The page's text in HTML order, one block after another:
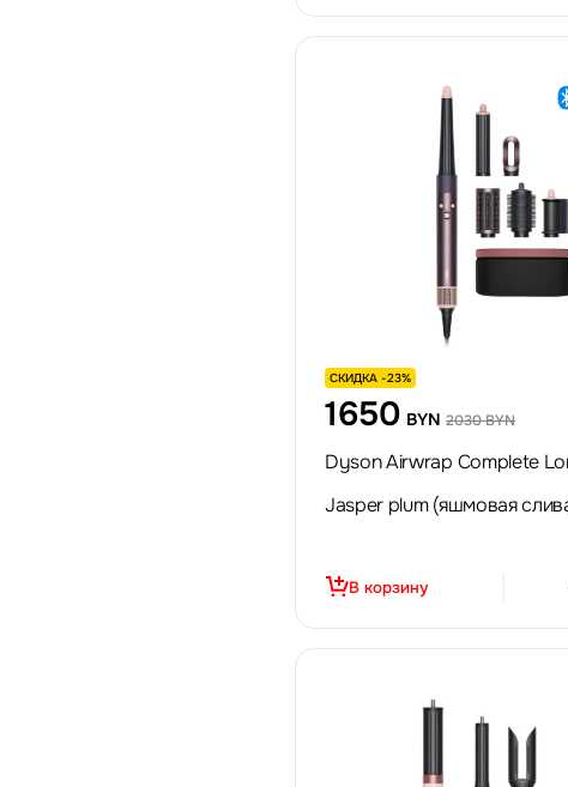
СКИДКА -23%
1650 BYN 2030 BYN
Dyson Airwrap Complete
Jasper plum (яшмовая
В корзину